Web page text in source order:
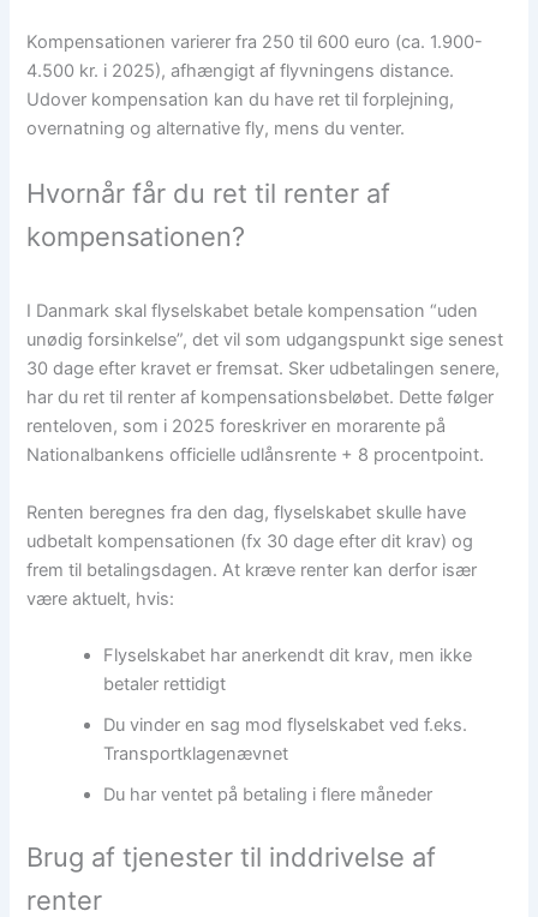
Kompensationen varierer fra 250 til 600 euro (ca. 1.900-
4.500 kr. i 2025), afhængigt af flyvningens distance.
Udover kompensation kan du have ret til forplejning,
overnatning og alternative fly, mens du venter.
Hvornår får du ret til renter af
kompensationen?
I Danmark skal flyselskabet betale kompensation “uden
unødig forsinkelse”, det vil som udgangspunkt sige senest
30 dage efter kravet er fremsat. Sker udbetalingen senere,
har du ret til renter af kompensationsbeløbet. Dette følger
renteloven, som i 2025 foreskriver en morarente på
Nationalbankens officielle udlånsrente + 8 procentpoint.
Renten beregnes fra den dag, flyselskabet skulle have
udbetalt kompensationen (fx 30 dage efter dit krav) og
frem til betalingsdagen. At kræve renter kan derfor især
være aktuelt, hvis:
Flyselskabet har anerkendt dit krav, men ikke
betaler rettidigt
Du vinder en sag mod flyselskabet ved f.eks.
Transportklagenævnet
Du har ventet på betaling i flere måneder
Brug af tjenester til inddrivelse af
renter